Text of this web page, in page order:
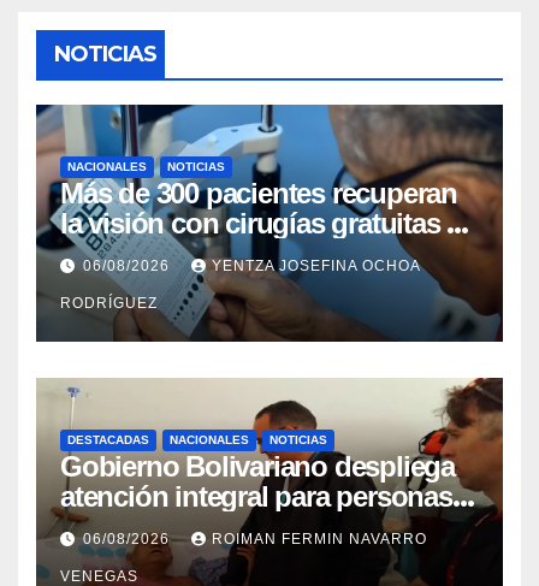
NOTICIAS
NACIONALES NOTICIAS
Más de 300 pacientes recuperan
la visión con cirugías gratuitas de
cataratas en Zulia
06/08/2026 YENTZA JOSEFINA OCHOA
RODRÍGUEZ
DESTACADAS NACIONALES NOTICIAS
Gobierno Bolivariano despliega
atención integral para personas
con discapacidad en
campamentos de La Guaira
06/08/2026 ROIMAN FERMIN NAVARRO
VENEGAS